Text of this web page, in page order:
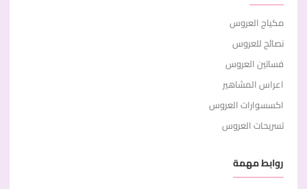
مكياج العروس
نصائح للعروس
فساتين العروس
اعراس المشاهير
اكسسوارات العروس
تسريحات العروس
روابط مهمة